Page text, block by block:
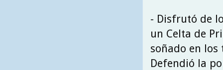
- Disfrutó de
un Celta de
soñado en
Defendió la